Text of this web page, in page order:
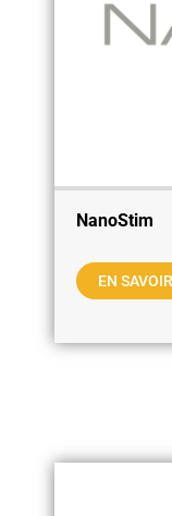
NanoStim
EN